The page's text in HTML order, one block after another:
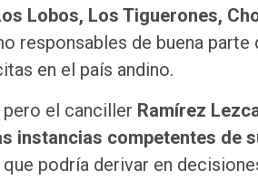
Lobos, Los Tiguerones,
responsables de buena parte
en el país andino.
pero el canciller Ramírez
instancias competentes de
podría derivar en